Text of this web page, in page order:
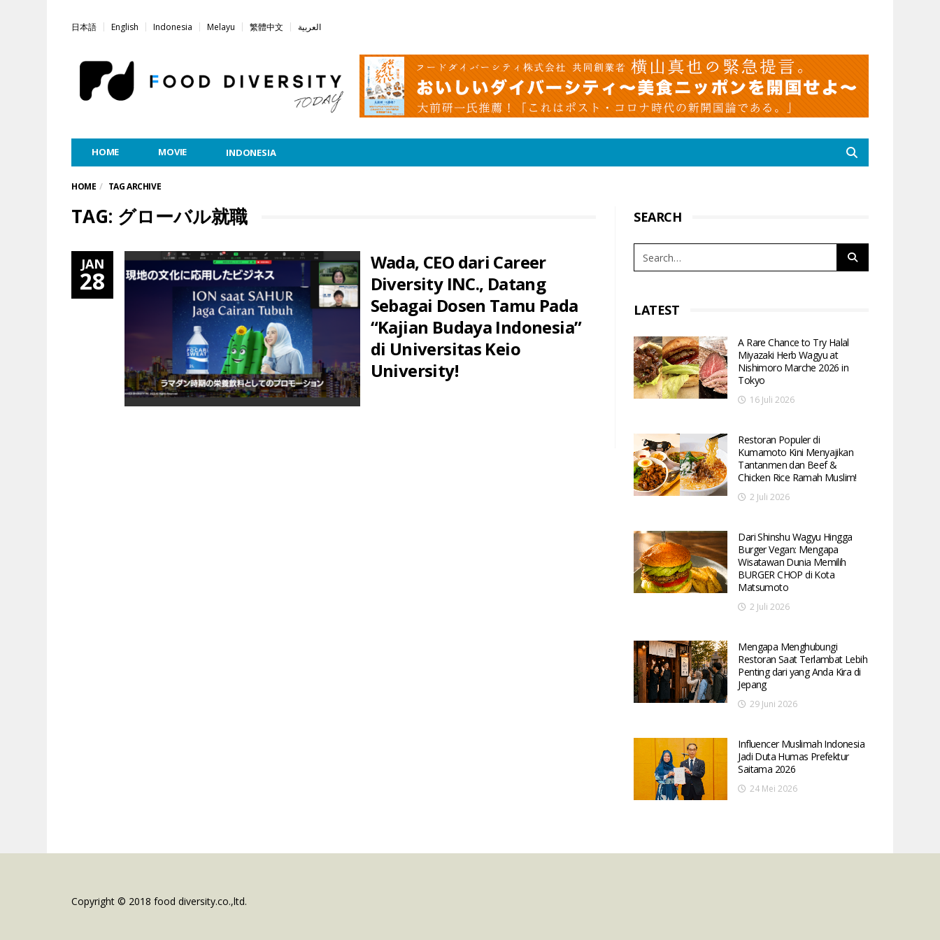
日本語 English Indonesia Melayu 繁體中文 العربية
HOME MOVIE INDONESIA
HOME TAG ARCHIVE
TAG: グローバル就職
JAN
28
Wada, CEO dari Career
Diversity INC., Datang
Sebagai Dosen Tamu Pada
“Kajian Budaya Indonesia”
di Universitas Keio
University!
SEARCH
LATEST
A Rare Chance to Try Halal
Miyazaki Herb Wagyu at
Nishimoro Marche 2026 in
Tokyo
16 Juli 2026
Restoran Populer di
Kumamoto Kini Menyajikan
Tantanmen dan Beef &
Chicken Rice Ramah Muslim!
2 Juli 2026
Dari Shinshu Wagyu Hingga
Burger Vegan: Mengapa
Wisatawan Dunia Memilih
BURGER CHOP di Kota
Matsumoto
2 Juli 2026
Mengapa Menghubungi
Restoran Saat Terlambat Lebih
Penting dari yang Anda Kira di
Jepang
29 Juni 2026
Influencer Muslimah Indonesia
Jadi Duta Humas Prefektur
Saitama 2026
24 Mei 2026
Copyright © 2018 food diversity.co.,ltd.